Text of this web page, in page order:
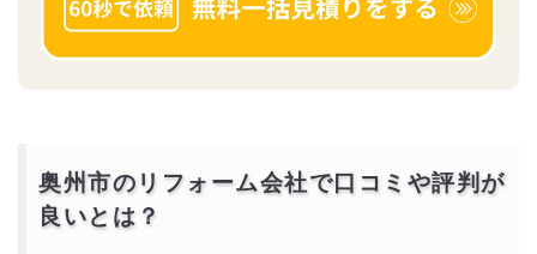
奥州市のリフォーム会社で口コミや評判が
良いとは？